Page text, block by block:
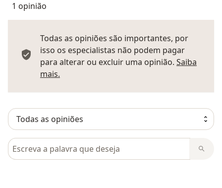
1 opinião
Todas as opiniões são importantes, por
isso os especialistas não podem pagar
para alterar ou excluir uma opinião. Saiba
mais.
Pesquisar em opiniões